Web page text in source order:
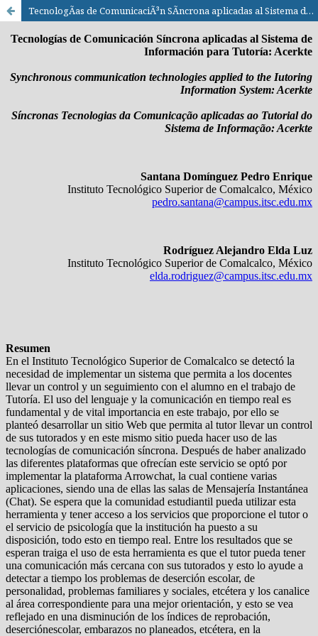
TecnologÃ­as de ComunicaciÃ³n SÃ­ncrona aplicadas al Sistema de InformaciÃ³n para TutorÃ­a: Acerkte / Synchronous communication technologies applied to the Iutoring Information System: Acerkte